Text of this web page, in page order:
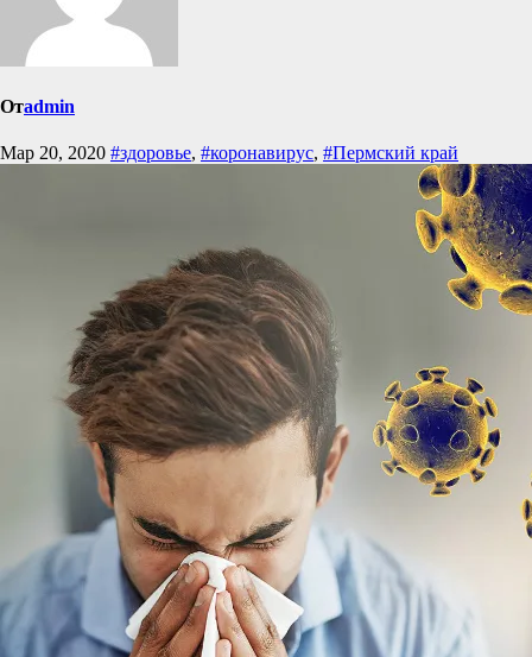
Отadmin
Мар 20, 2020 #здоровье, #коронавирус, #Пермский край